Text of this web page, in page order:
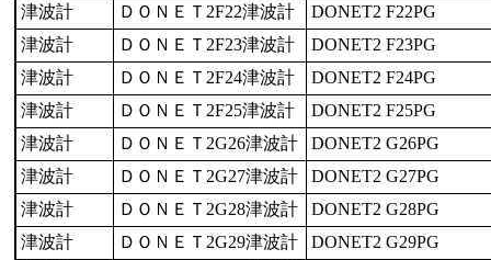
津波計
ＤＯＮＥＴ2F22津波計
DONET2 F22PG
津波計
ＤＯＮＥＴ2F23津波計
DONET2 F23PG
津波計
ＤＯＮＥＴ2F24津波計
DONET2 F24PG
津波計
ＤＯＮＥＴ2F25津波計
DONET2 F25PG
津波計
ＤＯＮＥＴ2G26津波計
DONET2 G26PG
津波計
ＤＯＮＥＴ2G27津波計
DONET2 G27PG
津波計
ＤＯＮＥＴ2G28津波計
DONET2 G28PG
津波計
ＤＯＮＥＴ2G29津波計
DONET2 G29PG